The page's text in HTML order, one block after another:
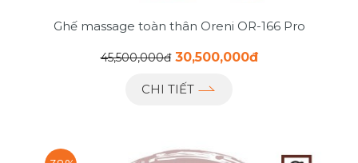
Ghế massage toàn thân Oreni OR-166 Pro
45,500,000đ 30,500,000đ
CHI TIẾT